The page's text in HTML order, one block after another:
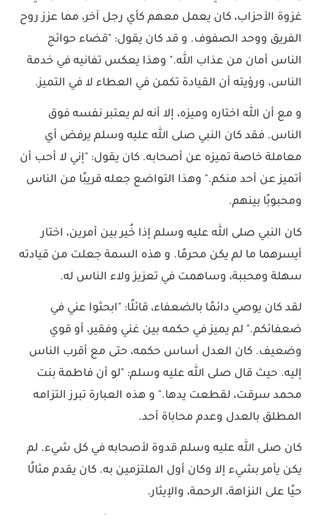
غزوة الأحزاب، كان يعمل معهم كأي رجل آخر، مما عزز روح
الفريق ووحد الصفوف. و قد كان يقول: "قضاء حوائج
الناس أمان من عذاب الله." وهذا يعكس تفانيه في خدمة
الناس، ورؤيته أن القيادة تكمن في العطاء لا في التميز.
و مع أن الله اختاره وميزه، إلا أنه لم يعتبر نفسه فوق
الناس. فقد كان النبي صلى الله عليه وسلم يرفض أي
معاملة خاصة تميزه عن أصحابه. كان يقول: "إني لا أحب أن
أتميز عن أحد منكم." وهذا التواضع جعله قريبًا من الناس
ومحبوبًا بينهم.
كان النبي صلى الله عليه وسلم إذا خُير بين أمرين، اختار
أيسرهما ما لم يكن محرمًا. و هذه السمة جعلت من قيادته
سهلة ومحببة، وساهمت في تعزيز ولاء الناس له.
لقد كان يوصي دائمًا بالضعفاء، قائلًا: "ابحثوا عني في
ضعفائكم." لم يميز في حكمه بين غني وفقير، أو قوي
وضعيف. كان العدل أساس حكمه، حتى مع أقرب الناس
إليه. حيث قال صلى الله عليه وسلم: "لو أن فاطمة بنت
محمد سرقت، لقطعت يدها." و هذه العبارة تبرز التزامه
المطلق بالعدل وعدم محاباة أحد.
كان صلى الله عليه وسلم قدوة لأصحابه في كل شيء. لم
يكن يأمر بشيء إلا وكان أول الملتزمين به. كان يقدم مثالًا
حيًا على النزاهة، الرحمة، والإيثار.